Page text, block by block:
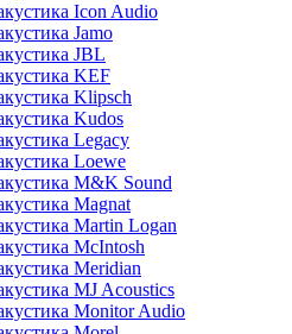
Icon Audio
Jamo
JBL
KEF
Klipsch
Kudos
Legacy
Loewe
M&K Sound
Magnat
Martin Logan
McIntosh
Meridian
MJ Acoustics
Monitor Audio